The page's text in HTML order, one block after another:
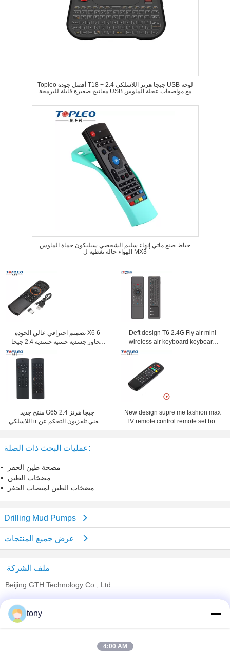
Topleo أفضل جودة T18 + 2.4 جيجا هرتز اللاسلكي USB لوحة
مفاتيح صغيرة قابلة للبرمجة USB مع مواصفات عجلة الماوس
خياط صنع ماتي إنهاء سليم الشخصي سيليكون حماة الماوس
الهواء حالة تغطية ل MX3
تصميم احترافي عالي الجودة X6 6
محاور جسدية حسية جسدية 2.4 جيجا
هرتز لوحة المفاتيح اللاسلكية يطير
الهواء الفأر
Deft design T6 2.4G Fly air mini
wireless air keyboard keyboard
منتج جديد G65 2.4 جيجا هرتز
اللاسلكي ir المغني تلفزيون التحكم عن
New design supre me fashion max
TV remote control remote set box
عمليات البحث ذات الصلة:
مضخة طين الحفر
مضخات الطين
مضخات الطين لمنصات الحفر
Drilling Mud Pumps
ملف الشركة
Beijing GTH Technology Co., Ltd.
Trust Seal
tony
4:00 AM